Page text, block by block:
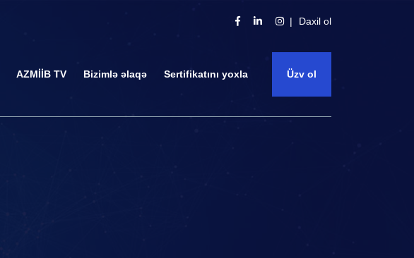
Daxil ol
AZMİİB TV Bizimlə əlaqə Sertifikatını yoxla Üzv ol